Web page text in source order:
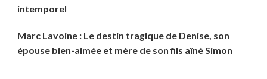
intemporel
Marc Lavoine : Le destin tragique de Denise, son
épouse bien-aimée et mère de son fils aîné Simon